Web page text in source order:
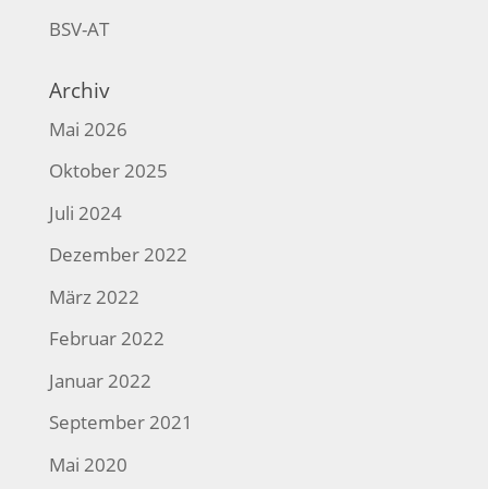
BSV-AT
Archiv
Mai 2026
Oktober 2025
Juli 2024
Dezember 2022
März 2022
Februar 2022
Januar 2022
September 2021
Mai 2020